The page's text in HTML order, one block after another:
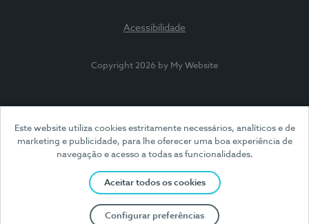
Este website utiliza cookies estritamente necessários, analíticos e de
marketing e publicidade, para lhe oferecer uma boa experiência de
navegação e acesso a todas as funcionalidades.
Aceitar todos os cookies
Configurar preferências
Acessibilidade
Copyright 2026 by My Website